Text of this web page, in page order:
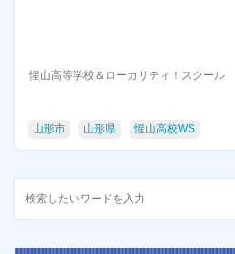
惺山高等学校＆ローカリティ！スクール
山形市 山形県 惺山高校WS